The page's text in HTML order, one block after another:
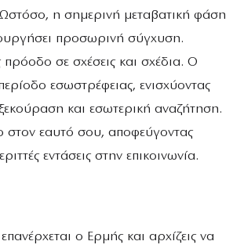
η σημερινή μεταβατική φάση
προσωρινή σύγχυση.
πρόοδο σε σχέσεις και σχέδια. Ο
εσωστρέφειας, ενισχύοντας
και εσωτερική αναζήτηση.
στον εαυτό σου, αποφεύγοντας
εντάσεις στην επικοινωνία.
ο Ερμής και αρχίζεις να